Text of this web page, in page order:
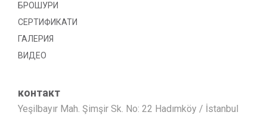
БРОШУРИ
СЕРТИФИКАТИ
ГАЛЕРИЯ
ВИДЕО
контакт
Yeşilbayır Mah. Şimşir Sk. No: 22 Hadımköy / İstanbul